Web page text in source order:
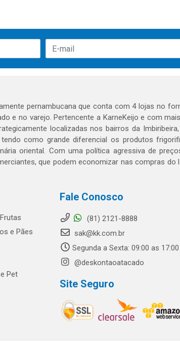
pernambucana que conta com 4 lojas no
e no varejo. Pertencente a KarneKeijo e com
localizadas nos bairros da Imbiribeira,
como grande diferencial os produtos
oriental. Com uma política agressiva de
que podem economizar nas compras do
e Pães
Pet
Fale Conosco
(81) 2121-8888
sak@kk.com.br
Segunda a Sexta: 09:00 as 17:00
@deskontaoatacado
Site Seguro